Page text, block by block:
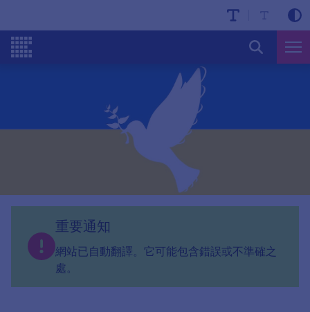
重要通知
網站已自動翻譯。它可能包含錯誤或不準確之
處。